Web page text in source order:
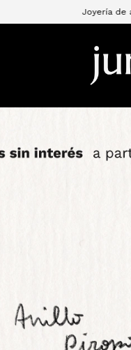
Joyería de autor Argentina